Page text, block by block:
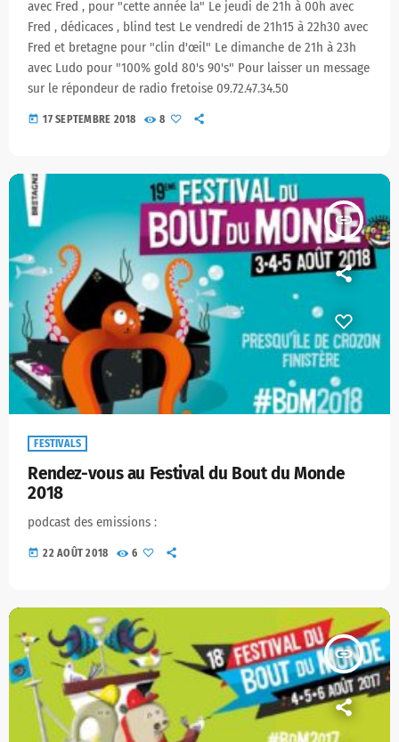
avec Fred , pour "cette année la" Le jeudi de 21h à 00h avec
Fred , dédicaces , blind test Le vendredi de 21h15 à 22h30 avec
Fred et bretagne pour "clin d'œil" Le dimanche de 21h à 23h
avec Ludo pour "100% gold 80's 90's" Pour laisser un message
sur le répondeur de radio fretoise 09.72.47.34.50
today 17 SEPTEMBRE 2018 8
insert_link
FESTIVALS
Rendez-vous au Festival du Bout du Monde
2018
podcast des emissions :
today 22 AOÛT 2018 6
insert_link